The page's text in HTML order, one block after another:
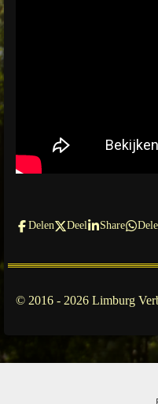
Delen Deel Share
© 2016 - 2026 Limburg